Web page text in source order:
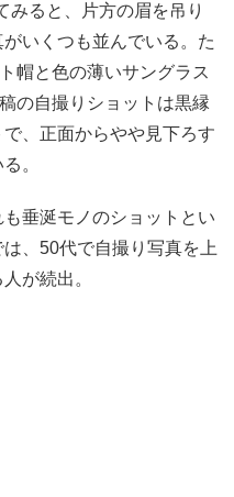
ると、片方の眉を吊り
いくつも並んでいる。た
帽と色の薄いサングラス
の自撮りショットは黒縁
、正面からやや見下ろす
。
垂涎モノのショットとい
、50代で自撮り写真を上
が続出。